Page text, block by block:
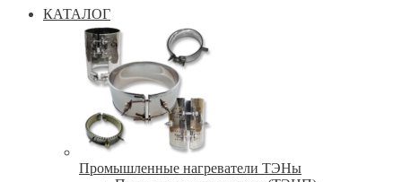
КАТАЛОГ
Промышленные нагреватели ТЭНы